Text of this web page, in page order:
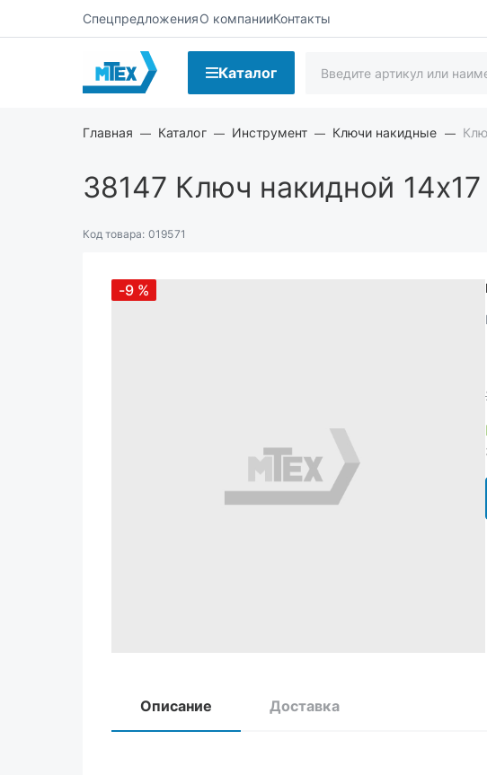
СпецпредложенияО компанииКонтакты
Каталог
Главная Каталог Инструмент Ключи накидные
38147 Ключ накидной
Код товара: 019571
-9 %
Описание Доставка